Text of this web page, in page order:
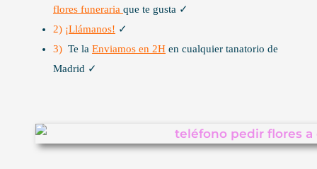
flores funeraria que te gusta ✓
2) ¡Llámanos! ✓
3) Te la Enviamos en 2H en cualquier tanatorio de
Madrid ✓